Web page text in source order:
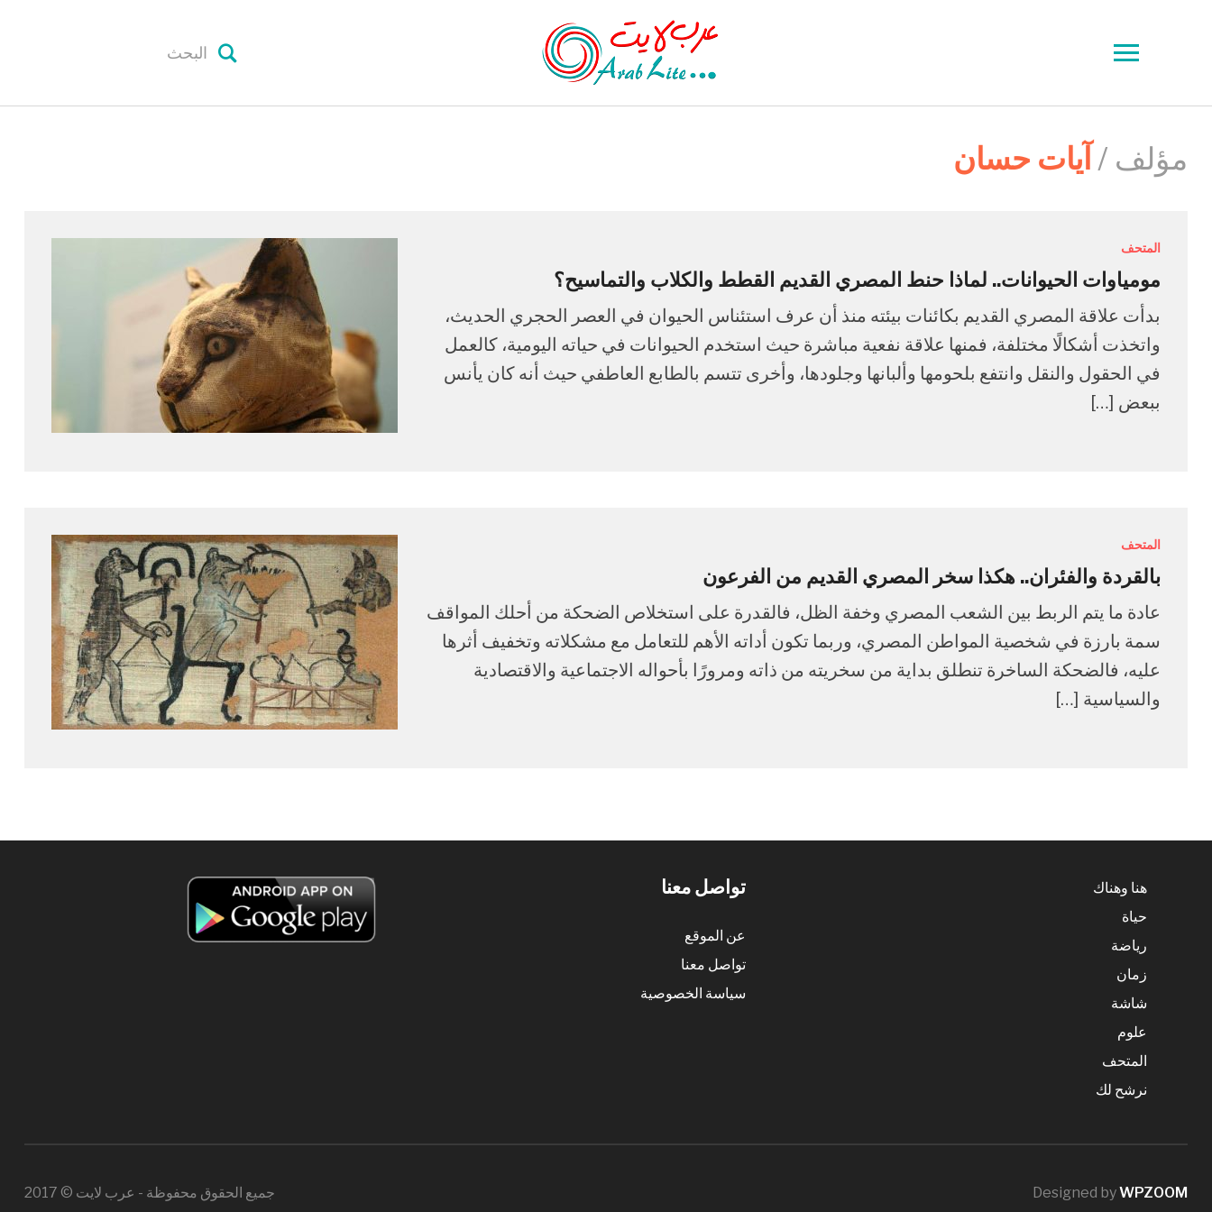
Toggle
navigationمؤلف / آيات حسان
المتحف
مومياوات الحيوانات.. لماذا حنط المصري القديم القطط والكلاب والتماسيح؟
بدأت علاقة المصري القديم بكائنات بيئته منذ أن عرف استئناس الحيوان في العصر الحجري الحديث،
واتخذت أشكالًا مختلفة، فمنها علاقة نفعية مباشرة حيث استخدم الحيوانات في حياته اليومية، كالعمل
في الحقول والنقل وانتفع بلحومها وألبانها وجلودها، وأخرى تتسم بالطابع العاطفي حيث أنه كان يأنس
ببعض […]
المتحف
بالقردة والفئران.. هكذا سخر المصري القديم من الفرعون
عادة ما يتم الربط بين الشعب المصري وخفة الظل، فالقدرة على استخلاص الضحكة من أحلك المواقف
سمة بارزة في شخصية المواطن المصري، وربما تكون أداته الأهم للتعامل مع مشكلاته وتخفيف أثرها
عليه، فالضحكة الساخرة تنطلق بداية من سخريته من ذاته ومرورًا بأحواله الاجتماعية والاقتصادية
والسياسية […]
هنا وهناك
حياة
رياضة
زمان
شاشة
علوم
المتحف
نرشح لك
تواصل معنا
عن الموقع
تواصل معنا
سياسة الخصوصية
جميع الحقوق محفوظة - عرب لايت © 2017 Designed byWPZOOM